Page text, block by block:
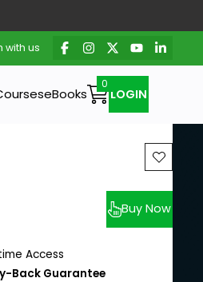
with us
eBooks LOGIN
Buy Now
Access
Back Guarantee